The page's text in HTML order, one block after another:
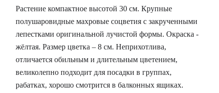
Растение компактное высотой 30 см. Крупные
полушаровидные махровые соцветия с закрученными
лепестками оригинальной лучистой формы. Окраска -
жёлтая. Размер цветка – 8 см. Неприхотлива,
отличается обильным и длительным цветением,
великолепно подходит для посадки в группах,
рабатках, хорошо смотрится в балконных ящиках.